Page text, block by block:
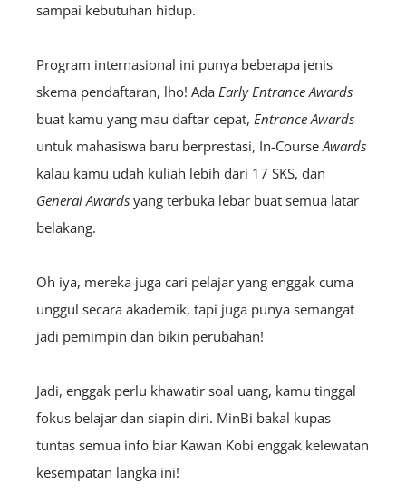
sampai kebutuhan hidup.
Program internasional ini punya beberapa jenis
skema pendaftaran, lho! Ada Early Entrance Awards
buat kamu yang mau daftar cepat, Entrance Awards
untuk mahasiswa baru berprestasi, In-CourseAwards
kalau kamu udah kuliah lebih dari 17 SKS, dan
General Awards yang terbuka lebar buat semua latar
belakang.
Oh iya, mereka juga cari pelajar yang enggak cuma
unggul secara akademik, tapi juga punya semangat
jadi pemimpin dan bikin perubahan!
Jadi, enggak perlu khawatir soal uang, kamu tinggal
fokus belajar dan siapin diri. MinBi bakal kupas
tuntas semua info biar Kawan Kobi enggak kelewatan
kesempatan langka ini!